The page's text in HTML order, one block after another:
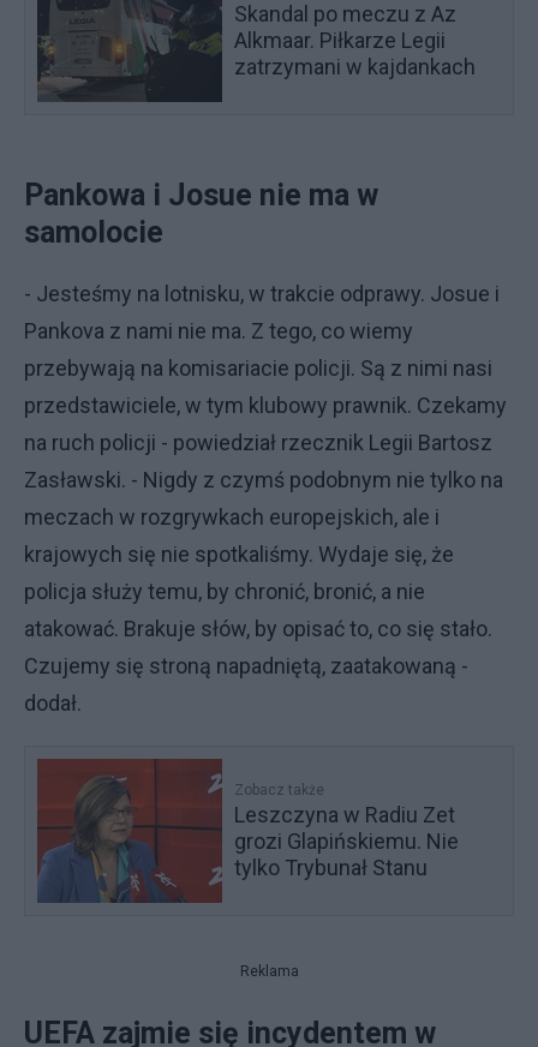
Skandal po meczu z Az
Alkmaar. Piłkarze Legii
zatrzymani w kajdankach
Pankowa i Josue nie ma w
samolocie
- Jesteśmy na lotnisku, w trakcie odprawy. Josue i
Pankova z nami nie ma. Z tego, co wiemy
przebywają na komisariacie policji. Są z nimi nasi
przedstawiciele, w tym klubowy prawnik. Czekamy
na ruch policji - powiedział rzecznik Legii Bartosz
Zasławski. - Nigdy z czymś podobnym nie tylko na
meczach w rozgrywkach europejskich, ale i
krajowych się nie spotkaliśmy. Wydaje się, że
policja służy temu, by chronić, bronić, a nie
atakować. Brakuje słów, by opisać to, co się stało.
Czujemy się stroną napadniętą, zaatakowaną -
dodał.
Zobacz także
Leszczyna w Radiu Zet
grozi Glapińskiemu. Nie
tylko Trybunał Stanu
Reklama
UEFA zajmie się incydentem w